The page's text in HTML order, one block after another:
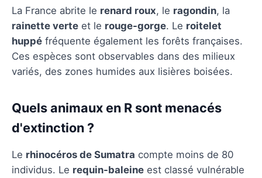
La France abrite le renard roux, le ragondin, la
rainette verte et le rouge-gorge. Le roitelet
huppé fréquente également les forêts françaises.
Ces espèces sont observables dans des milieux
variés, des zones humides aux lisières boisées.
Quels animaux en R sont menacés
d'extinction ?
Le rhinocéros de Sumatra compte moins de 80
individus. Le requin-baleine est classé vulnérable